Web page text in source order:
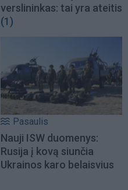
verslininkas: tai yra ateitis
(1)
Pasaulis
Nauji ISW duomenys:
Rusija į kovą siunčia
Ukrainos karo belaisvius